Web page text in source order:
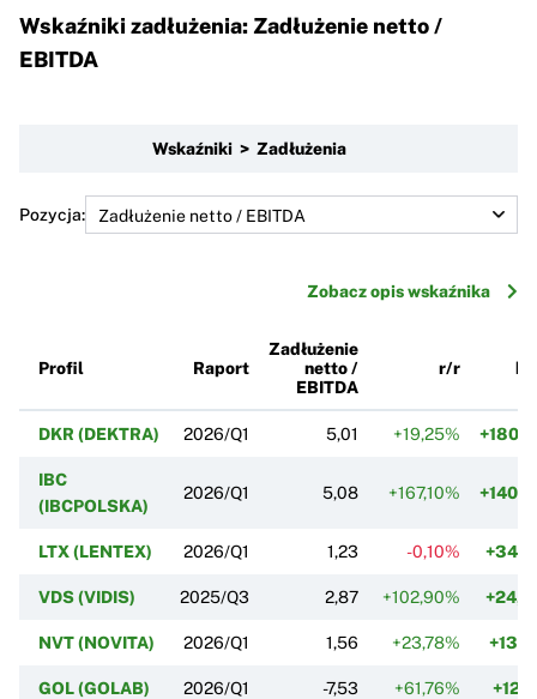
Wskaźniki zadłużenia: Zadłużenie netto /
EBITDA
Wskaźniki > Zadłużenia
Pozycja:
Zobacz opis wskaźnika
Profil Raport
Zadłużenie
netto /
EBITDA
r/r k/
DKR (DEKTRA) 2026/Q1 5,01 +19,25%
IBC
(IBCPOLSKA)
2026/Q1 5,08 +167,10%
LTX (LENTEX) 2026/Q1 1,23 -0,10%
VDS (VIDIS) 2025/Q3 2,87 +102,90%
NVT (NOVITA) 2026/Q1 1,56 +23,78%
GOL (GOLAB) 2026/Q1 -7,53 +61,76%